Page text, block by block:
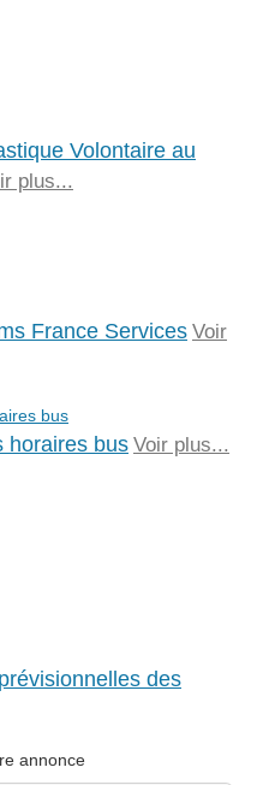
Volontaire au
plus...
France Services Voir
horaires bus Voir plus...
des
annonce